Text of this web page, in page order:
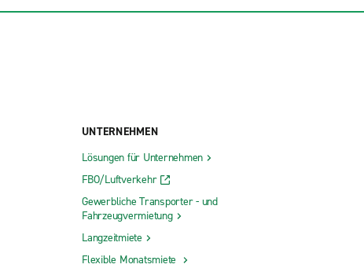
UNTERNEHMEN
Lösungen für Unternehmen
FBO/Luftverkehr
Gewerbliche Transporter - und
Fahrzeugvermietung
Langzeitmiete
Flexible Monatsmiete